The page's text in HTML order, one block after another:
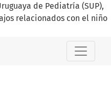
de Pediatría (SUP),
relacionados con el niño
la prevención y